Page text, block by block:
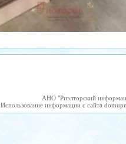
АНО "Риэлторский
Использование информации с сайта